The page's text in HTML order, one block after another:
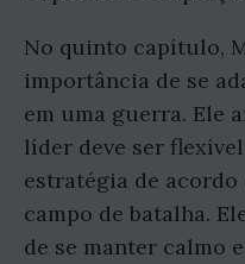
No quinto capítulo,
importância de se
em uma guerra. Ele
líder deve ser
estratégia de acordo
campo de batalha.
de se manter calmo